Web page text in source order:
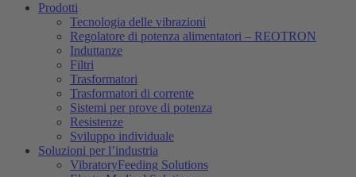
Prodotti
Tecnologia delle vibrazioni
Regolatore di potenza alimentatori – REOTRON
Induttanze
Filtri
Trasformatori
Trasformatori di corrente
Sistemi per prove di potenza
Resistenze
Sviluppo individuale
Soluzioni per l’industria
VibratoryFeeding Solutions